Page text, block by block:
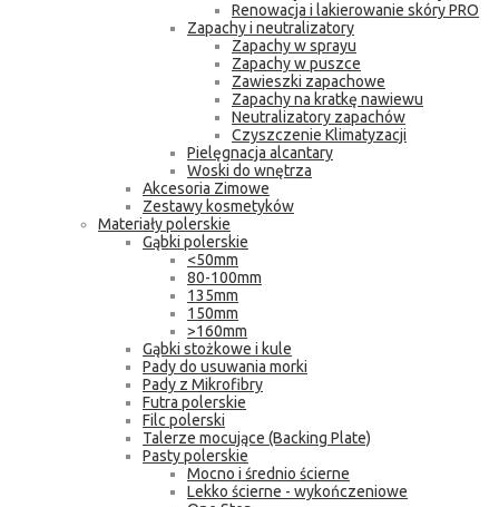
Renowacja i lakierowanie skóry PRO
Zapachy i neutralizatory
Zapachy w sprayu
Zapachy w puszce
Zawieszki zapachowe
Zapachy na kratkę nawiewu
Neutralizatory zapachów
Czyszczenie Klimatyzacji
Pielęgnacja alcantary
Woski do wnętrza
Akcesoria Zimowe
Zestawy kosmetyków
Materiały polerskie
Gąbki polerskie
<50mm
80-100mm
135mm
150mm
>160mm
Gąbki stożkowe i kule
Pady do usuwania morki
Pady z Mikrofibry
Futra polerskie
Filc polerski
Talerze mocujące (Backing Plate)
Pasty polerskie
Mocno i średnio ścierne
Lekko ścierne - wykończeniowe